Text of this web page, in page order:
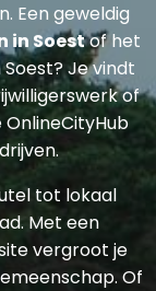
Een geweldig
in Soestof het
Je vindt
of
tot lokaal
Met een
vergroot je
Of